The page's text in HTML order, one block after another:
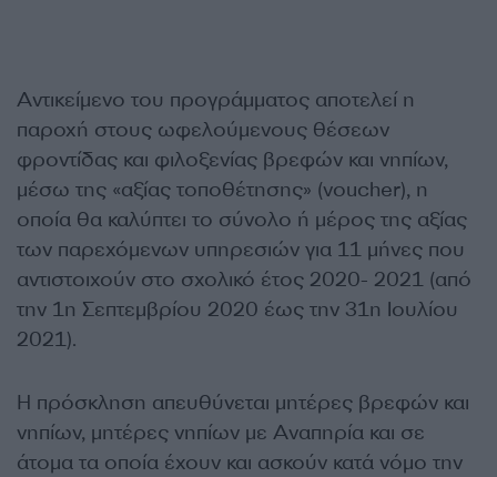
Αντικείμενο του προγράμματος αποτελεί η
παροχή στους ωφελούμενους θέσεων
φροντίδας και φιλοξενίας βρεφών και νηπίων,
μέσω της «αξίας τοποθέτησης» (voucher), η
οποία θα καλύπτει το σύνολο ή μέρος της αξίας
των παρεχόμενων υπηρεσιών για 11 μήνες που
αντιστοιχούν στο σχολικό έτος 2020- 2021 (από
την 1η Σεπτεμβρίου 2020 έως την 31η Ιουλίου
2021).
Η πρόσκληση απευθύνεται μητέρες βρεφών και
νηπίων, μητέρες νηπίων με Αναπηρία και σε
άτομα τα οποία έχουν και ασκούν κατά νόμο την